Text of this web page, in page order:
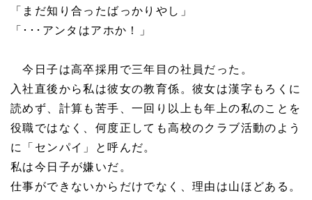
「まだ知り合ったばっかりやし」
「･･･アンタはアホか！」
今日子は高卒採用で三年目の社員だった。
入社直後から私は彼女の教育係。彼女は漢字もろくに
読めず、計算も苦手、一回り以上も年上の私のことを
役職ではなく、何度正しても高校のクラブ活動のよう
に「センパイ」と呼んだ。
私は今日子が嫌いだ。
仕事ができないからだけでなく、理由は山ほどある。